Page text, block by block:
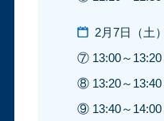
2月7日（土
⑦ 13:00～13:20
⑧ 13:20～13:40
⑨ 13:40～14:00